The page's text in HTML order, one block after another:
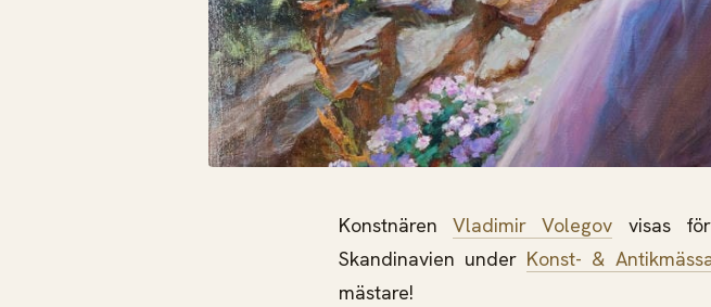
KonstnärenVladimir Volegov visas
Skandinavien under Konst- &
mästare!